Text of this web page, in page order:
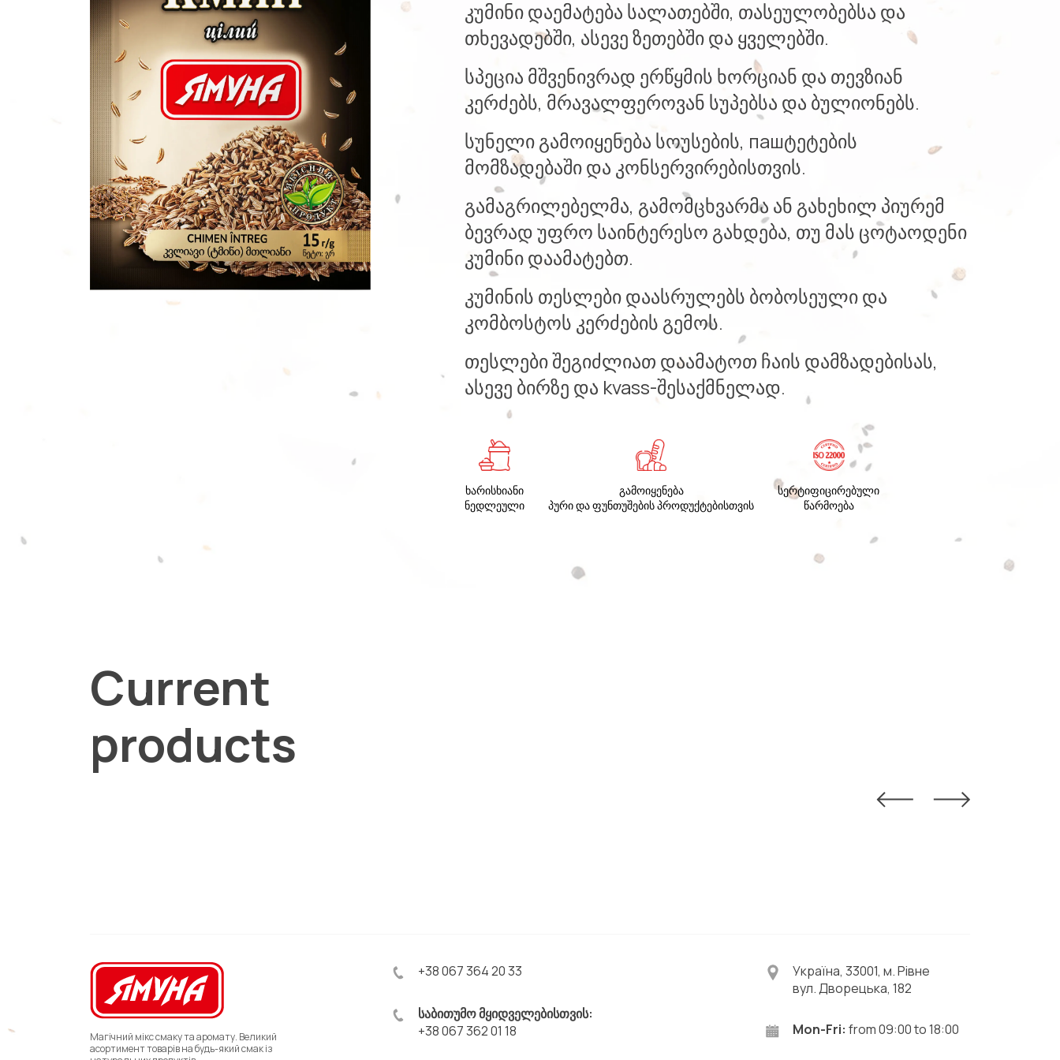
კუმინი დაემატება სალათებში, თასეულობებსა და
თხევადებში, ასევე ზეთებში და ყველებში.
სპეცია მშვენივრად ერწყმის ხორციან და თევზიან
კერძებს, მრავალფეროვან სუპებსა და ბულიონებს.
სუნელი გამოიყენება სოუსების, пашტეტების
მომზადებაში და კონსერვირებისთვის.
გამაგრილებელმა, გამომცხვარმა ან გახეხილ პიურემ
ბევრად უფრო საინტერესო გახდება, თუ მას ცოტაოდენი
კუმინი დაამატებთ.
კუმინის თესლები დაასრულებს ბობოსეული და
კომბოსტოს კერძების გემოს.
თესლები შეგიძლიათ დაამატოთ ჩაის დამზადებისას,
ასევე ბირზე და kvass-შესაქმნელად.
ხარისხიანი
ნედლეული
გამოიყენება
პური და ფუნთუშების პროდუქტებისთვის
სერტიფიცირებული
წარმოება
Current
products
Магічний мікс смаку та аромату. Великий
асортимент товарів на будь-який смак із
+38 067 364 20 33
საბითუმო მყიდველებისთვის:
+38 067 362 01 18
Україна, 33001, м. Рівне
вул. Дворецька, 182
Mon-Fri: from 09:00 to 18:00